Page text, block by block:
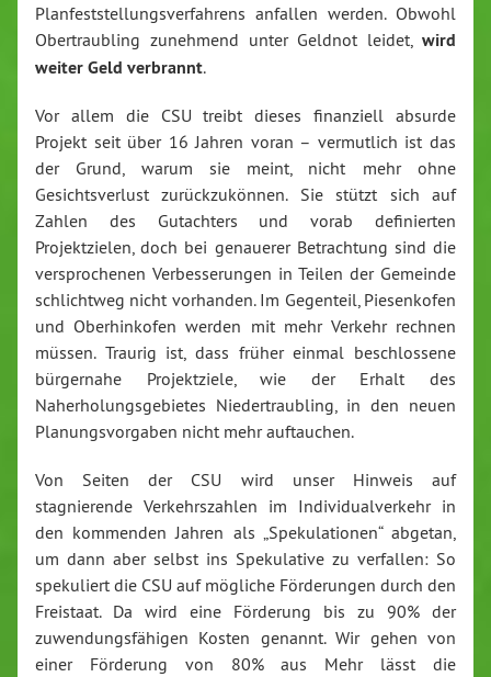
Planfeststellungsverfahrens anfallen werden. Obwohl
Obertraubling zunehmend unter Geldnot leidet, wird
weiter Geld verbrannt.
Vor allem die CSU treibt dieses finanziell absurde
Projekt seit über 16 Jahren voran – vermutlich ist das
der Grund, warum sie meint, nicht mehr ohne
Gesichtsverlust zurückzukönnen. Sie stützt sich auf
Zahlen des Gutachters und vorab definierten
Projektzielen, doch bei genauerer Betrachtung sind die
versprochenen Verbesserungen in Teilen der Gemeinde
schlichtweg nicht vorhanden. Im Gegenteil, Piesenkofen
und Oberhinkofen werden mit mehr Verkehr rechnen
müssen. Traurig ist, dass früher einmal beschlossene
bürgernahe Projektziele, wie der Erhalt des
Naherholungsgebietes Niedertraubling, in den neuen
Planungsvorgaben nicht mehr auftauchen.
Von Seiten der CSU wird unser Hinweis auf
stagnierende Verkehrszahlen im Individualverkehr in
den kommenden Jahren als „Spekulationen“ abgetan,
um dann aber selbst ins Spekulative zu verfallen: So
spekuliert die CSU auf mögliche Förderungen durch den
Freistaat. Da wird eine Förderung bis zu 90% der
zuwendungsfähigen Kosten genannt. Wir gehen von
einer Förderung von 80% aus Mehr lässt die